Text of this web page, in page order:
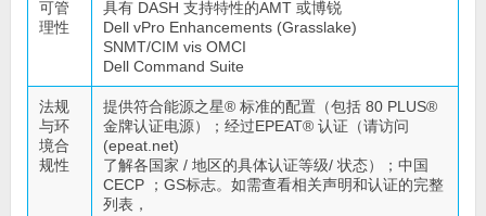
可管
理性
具有 DASH 支持特性的AMT 或博锐
Dell vPro Enhancements (Grasslake)
SNMT/CIM vis OMCI
Dell Command Suite
法规
与环
境合
规性
提供符合能源之星® 标准的配置（包括 80 PLUS®
金牌认证电源）；经过EPEAT® 认证（请访问
(epeat.net)
了解各国家 / 地区的具体认证等级/ 状态）；中国
CECP ；GS标志。如需查看相关声明和认证的完整
列表，